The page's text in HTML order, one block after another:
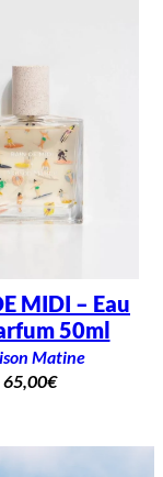
MIDI – Eau
50ml
Matine
65,00€